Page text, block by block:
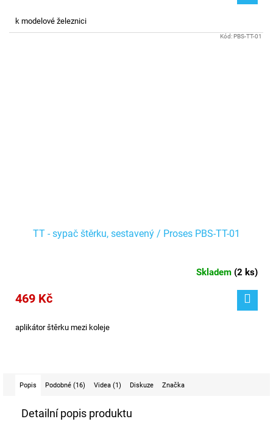
k modelové železnici
TT - sypač štěrku, sestavený / Proses PBS-TT-01
Skladem (2 ks)
469 Kč
aplikátor štěrku mezi koleje
Kód:PBS-TT-01
Popis Podobné (16) Videa (1) Diskuze Značka
Detailní popis produktu